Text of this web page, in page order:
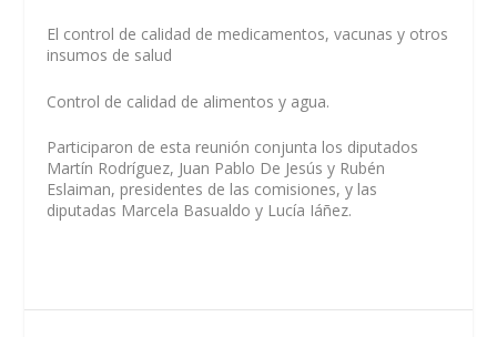
El control de calidad de medicamentos, vacunas y otros
insumos de salud
Control de calidad de alimentos y agua.
Participaron de esta reunión conjunta los diputados
Martín Rodríguez, Juan Pablo De Jesús y Rubén
Eslaiman, presidentes de las comisiones, y las
diputadas Marcela Basualdo y Lucía Iáñez.